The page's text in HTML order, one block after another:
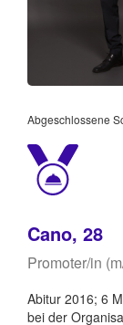
Abgeschlossene
Cano, 28
Promoter/in
Abitur 2016; 6
bei der